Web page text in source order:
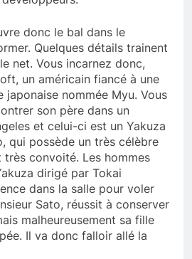
donc le bal dans le
Quelques détails trainent
net. Vous incarnez donc,
un américain fiancé à une
japonaise nommée Myu. Vous
son père dans un
et celui-ci est un Yakuza
qui possède un très célèbre
très convoité. Les hommes
dirigé par Tokai
dans la salle pour voler
Sato, réussit à conserver
malheureusement sa fille
Il va donc falloir allé la